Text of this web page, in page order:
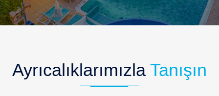
Ayrıcalıklarımızla Tanışın